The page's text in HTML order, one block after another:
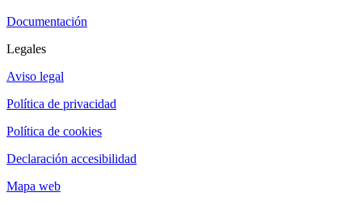
Documentación
Legales
Aviso legal
Política de privacidad
Política de cookies
Declaración accesibilidad
Mapa web